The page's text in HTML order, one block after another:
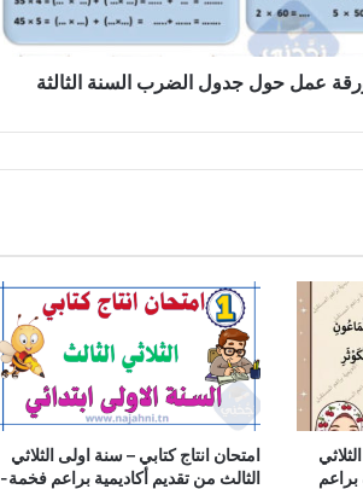
عمل حول جدول الضرب السنة الثالثة
براعم
امتحان انتاج كتابي – سنة اولى الثلاثي
الثالث من تقديم أكاديمية براعم فخمة-